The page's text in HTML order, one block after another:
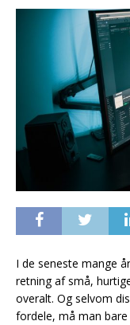
I de seneste mange
retning af små,
overalt. Og selvom
fordele, må man